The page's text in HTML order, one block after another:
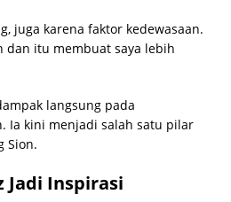
juga karena faktor kedewasaan.
dan itu membuat saya lebih
langsung pada
Ia kini menjadi salah satu pilar
Sion.
Inspirasi